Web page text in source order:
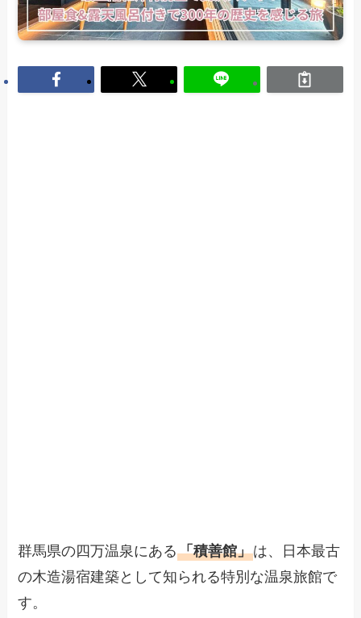
群馬県の四万温泉にある「積善館」は、日本最古
の木造湯宿建築として知られる特別な温泉旅館で
す。